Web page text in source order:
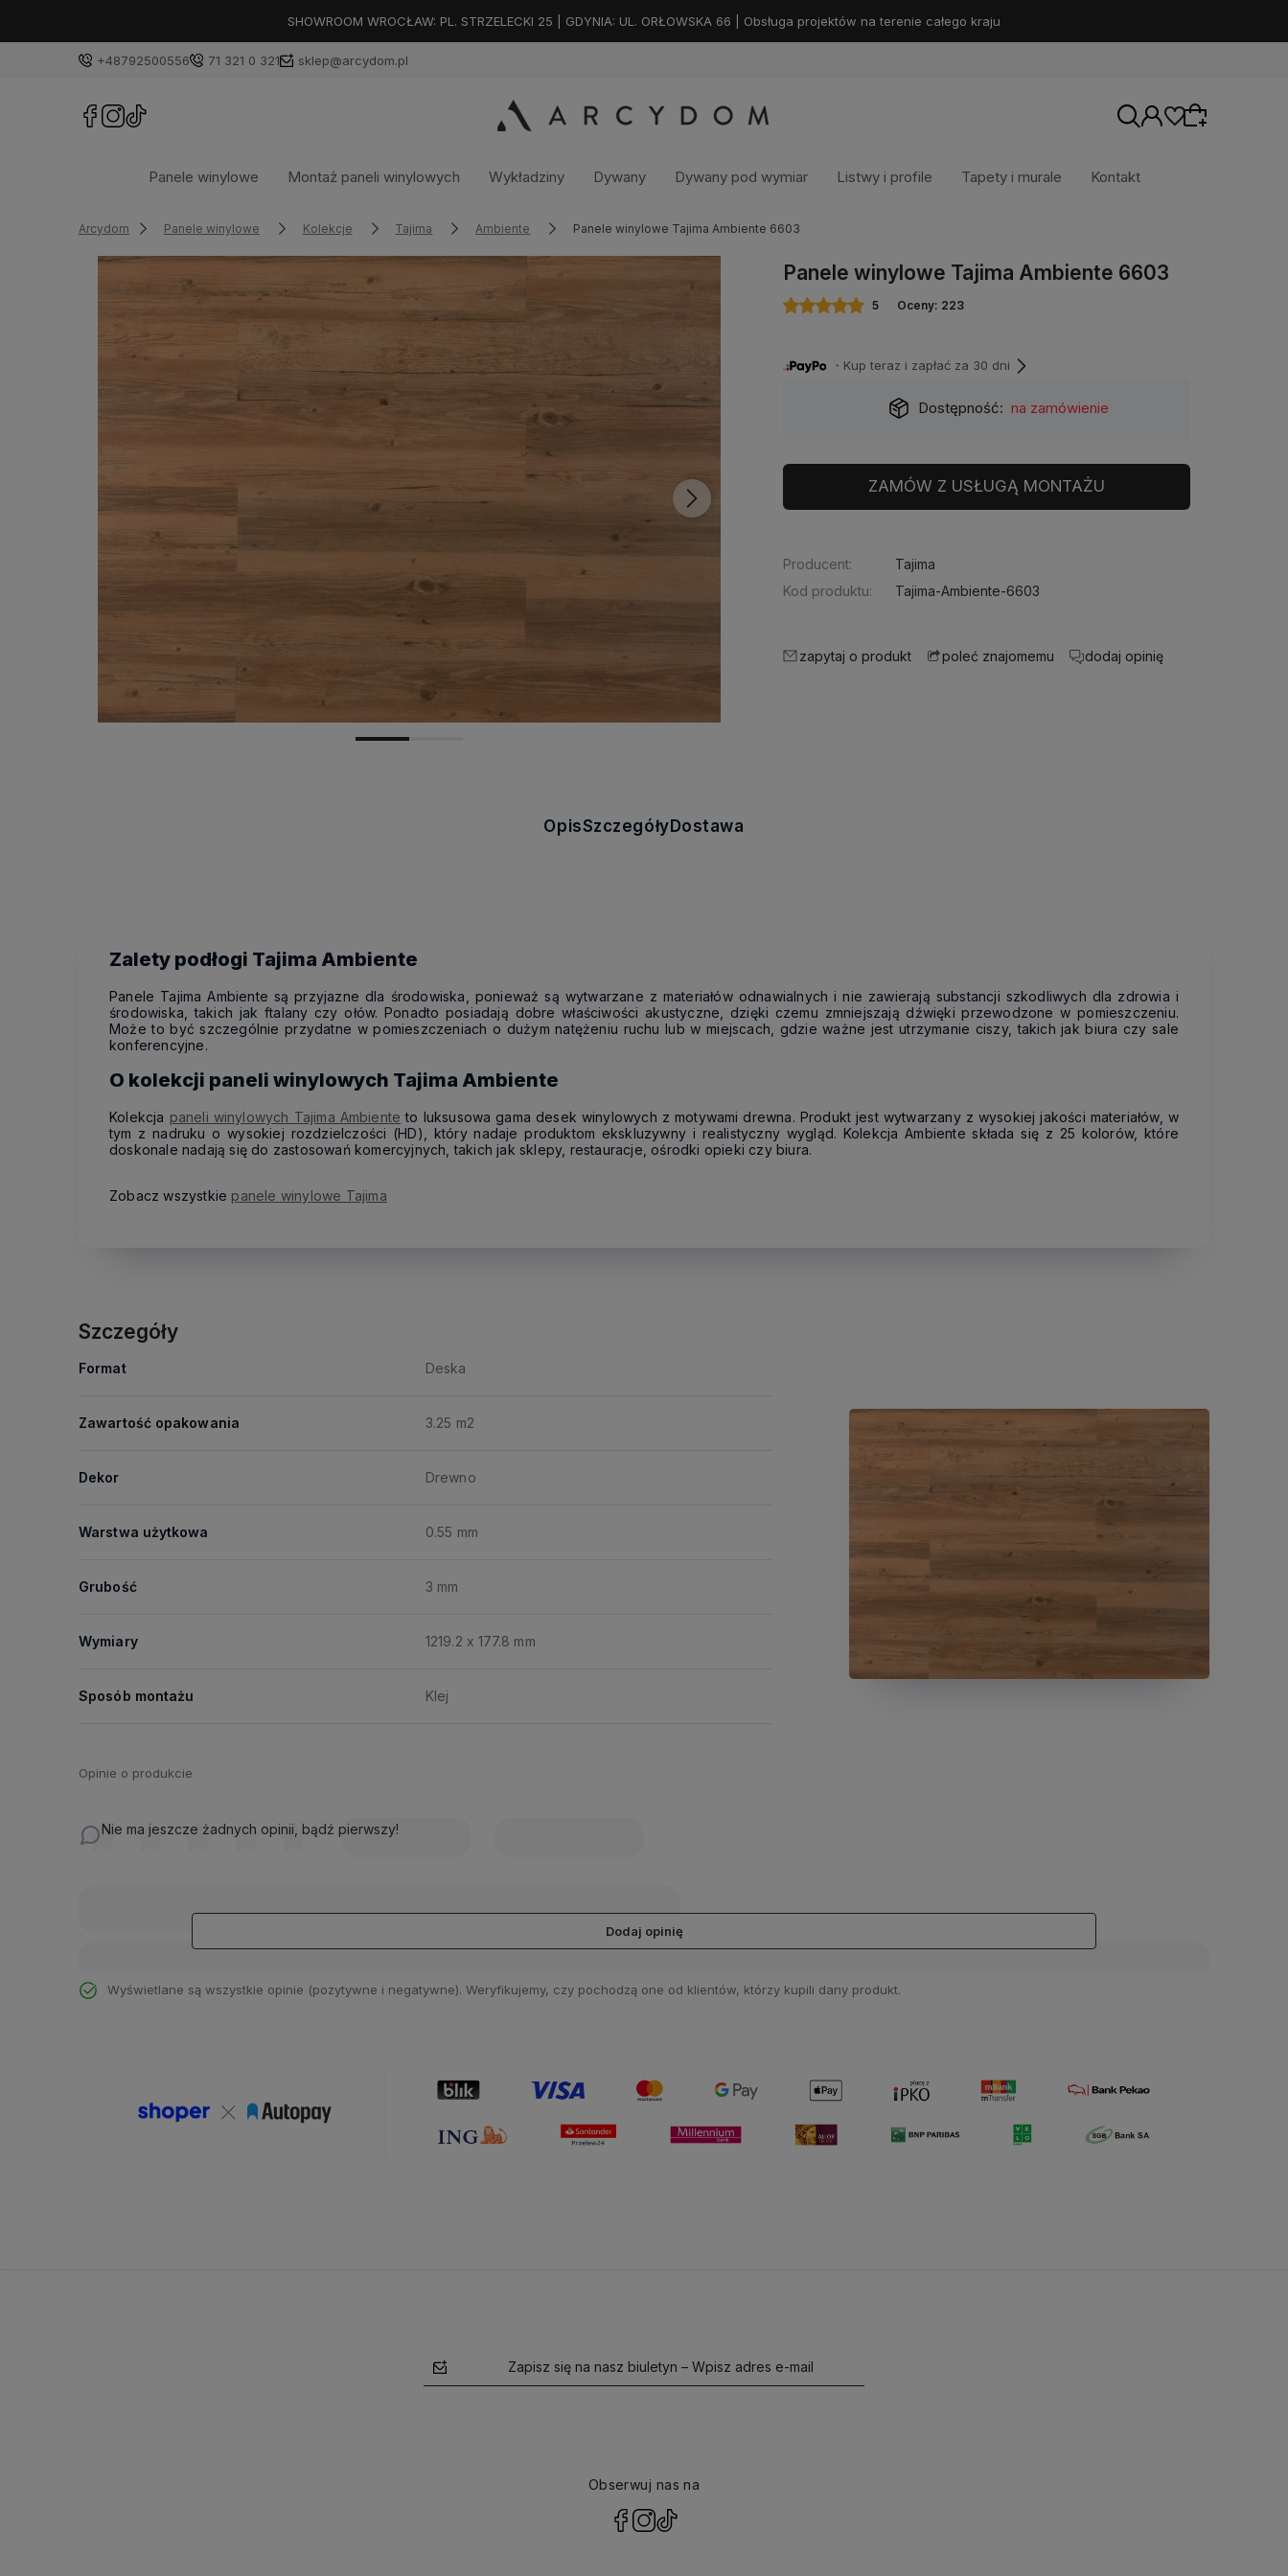
SHOWROOM WROCŁAW: PL. STRZELECKI 25 | GDYNIA: UL. ORŁOWSKA 66 | Obsługa projektów na terenie całego kraju
+48792500556 71 321 0 321 sklep@arcydom.pl
Wybierz coś dla siebie z naszej aktualnej
oferty lub zaloguj się, aby przywrócić dodane
produkty do listy z poprzedniej sesji.
Panele winylowe Montaż paneli winylowych Wykładziny Dywany Dywany pod wymiar Listwy i profile Tapety i murale Kontakt
Arcydom Panele winylowe Kolekcje Tajima Ambiente Panele winylowe Tajima Ambiente 6603
Panele winylowe Tajima Ambiente 6603
5 Oceny: 223
・Kup teraz i zapłać za 30 dni
na zamówienie Dostępność: na zamówienie Dostępność: na zamówienie
ZAMÓW Z USŁUGĄ MONTAŻU
Producent:
Tajima
Kod produktu:
Tajima-Ambiente-6603
zapytaj o produkt poleć znajomemu dodaj opinię
OpisSzczegółyDostawa
Zalety podłogi Tajima Ambiente
Panele Tajima Ambiente są przyjazne dla środowiska, ponieważ są wytwarzane z materiałów odnawialnych i nie zawierają substancji szkodliwych dla zdrowia i
środowiska, takich jak ftalany czy ołów. Ponadto posiadają dobre właściwości akustyczne, dzięki czemu zmniejszają dźwięki przewodzone w pomieszczeniu.
Może to być szczególnie przydatne w pomieszczeniach o dużym natężeniu ruchu lub w miejscach, gdzie ważne jest utrzymanie ciszy, takich jak biura czy sale
konferencyjne.
O kolekcji paneli winylowych Tajima Ambiente
Kolekcja paneli winylowych Tajima Ambiente to luksusowa gama desek winylowych z motywami drewna. Produkt jest wytwarzany z wysokiej jakości materiałów, w
tym z nadruku o wysokiej rozdzielczości (HD), który nadaje produktom ekskluzywny i realistyczny wygląd. Kolekcja Ambiente składa się z 25 kolorów, które
doskonale nadają się do zastosowań komercyjnych, takich jak sklepy, restauracje, ośrodki opieki czy biura.
Zobacz wszystkie panele winylowe Tajima
Szczegóły
Format Deska
Zawartość opakowania 3.25 m2
Dekor Drewno
Warstwa użytkowa 0.55 mm
Grubość 3 mm
Wymiary 1219.2 x 177.8 mm
Sposób montażu Klej
Opinie o produkcie
Nie ma jeszcze żadnych opinii, bądź pierwszy!
Dodaj opinię
Wyświetlane są wszystkie opinie (pozytywne i negatywne). Weryfikujemy, czy pochodzą one od klientów, którzy kupili dany produkt.
Zapisz się na nasz biuletyn – Wpisz adres e-mail
Obserwuj nas na